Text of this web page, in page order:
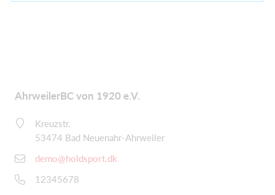
AhrweilerBC von 1920 e.V.
Kreuzstr.
53474 Bad Neuenahr-Ahrweiler
demo@holdsport.dk
12345678